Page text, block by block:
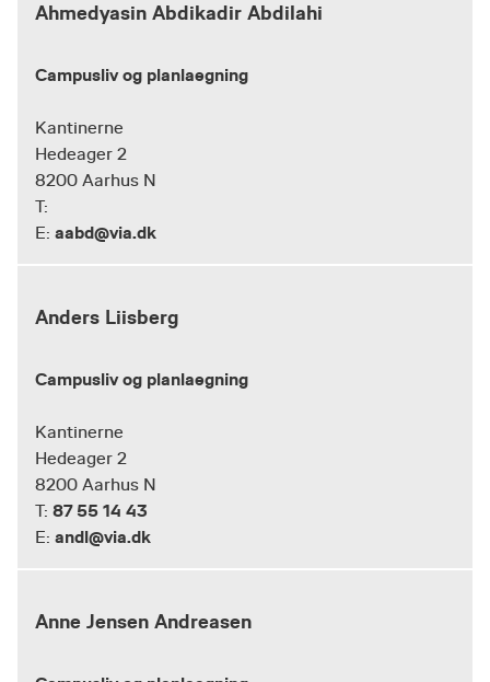
Ahmedyasin Abdikadir Abdilahi
Campusliv og planlaegning
Kantinerne
Hedeager 2
8200 Aarhus N
T:
E: aabd@via.dk
Anders Liisberg
Campusliv og planlaegning
Kantinerne
Hedeager 2
8200 Aarhus N
T: 87 55 14 43
E: andl@via.dk
Anne Jensen Andreasen